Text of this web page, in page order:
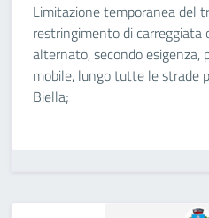
Limitazione temporanea del
restringimento di carreggiata
alternato, secondo esigenza,
mobile, lungo tutte le strade
Biella;